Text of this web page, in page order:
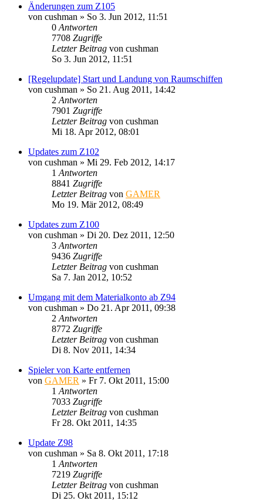
Änderungen zum Z105
von cushman » So 3. Jun 2012, 11:51
0 Antworten
7708 Zugriffe
Letzter Beitrag von cushman
So 3. Jun 2012, 11:51
[Regelupdate] Start und Landung von Raumschiffen
von cushman » So 21. Aug 2011, 14:42
2 Antworten
7901 Zugriffe
Letzter Beitrag von cushman
Mi 18. Apr 2012, 08:01
Updates zum Z102
von cushman » Mi 29. Feb 2012, 14:17
1 Antworten
8841 Zugriffe
Letzter Beitrag von GAMER
Mo 19. Mär 2012, 08:49
Updates zum Z100
von cushman » Di 20. Dez 2011, 12:50
3 Antworten
9436 Zugriffe
Letzter Beitrag von cushman
Sa 7. Jan 2012, 10:52
Umgang mit dem Materialkonto ab Z94
von cushman » Do 21. Apr 2011, 09:38
2 Antworten
8772 Zugriffe
Letzter Beitrag von cushman
Di 8. Nov 2011, 14:34
Spieler von Karte entfernen
von GAMER » Fr 7. Okt 2011, 15:00
1 Antworten
7033 Zugriffe
Letzter Beitrag von cushman
Fr 28. Okt 2011, 14:35
Update Z98
von cushman » Sa 8. Okt 2011, 17:18
1 Antworten
7219 Zugriffe
Letzter Beitrag von cushman
Di 25. Okt 2011, 15:12